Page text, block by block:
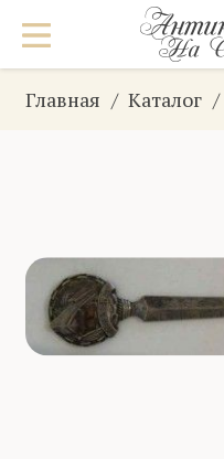
Главная Каталог